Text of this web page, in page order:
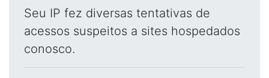
Seu IP fez diversas tentativas de
acessos suspeitos a sites hospedados
conosco.